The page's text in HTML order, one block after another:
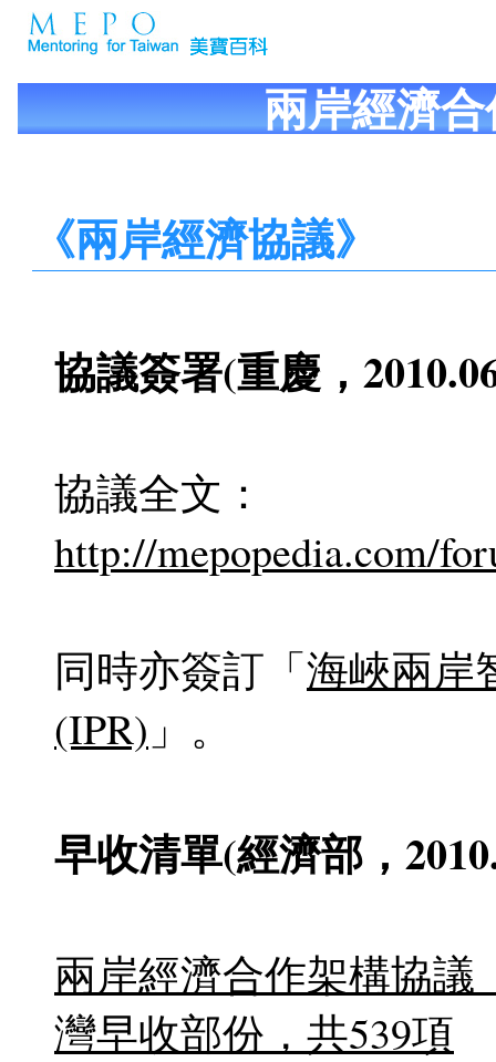
兩岸經濟
《兩岸經濟協議》
協議簽署(重慶，
協議全文：
http://mepopedia.com/
同時亦簽訂「海峽兩岸
(IPR) 」。
早收清單(經濟部，
兩岸經濟合作架構協議
灣早收部份，共539項